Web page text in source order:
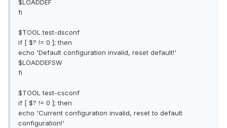
$LOADDEF
fi
$TOOL test-dsconf
if [ $? != 0 ]; then
echo 'Default configuration invalid, reset default!'
$LOADDEFSW
fi
$TOOL test-csconf
if [ $? != 0 ]; then
echo 'Current configuration invalid, reset to default
configuration!'